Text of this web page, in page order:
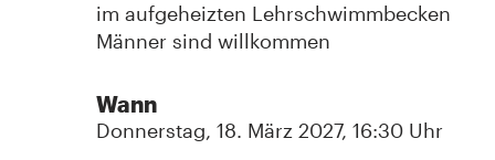
im aufgeheizten Lehrschwimmbecken
Männer sind willkommen
Wann
Donnerstag, 18. März 2027, 16:30 Uhr